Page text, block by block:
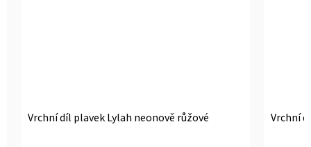
Vrchní díl plavek Lylah neonově růžové Vrchní